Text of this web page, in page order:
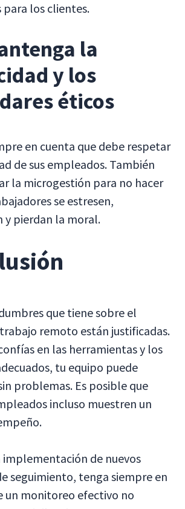
los clientes.
la
y los
éticos
en cuenta que debe respetar
de sus empleados. También
la microgestión para no hacer
se estresen,
y pierdan la moral.
que tiene sobre el
remoto están justificadas.
en las herramientas y los
tu equipo puede
problemas. Es posible que
incluso muestren un
implementación de nuevos
seguimiento, tenga siempre en
un monitoreo efectivo no